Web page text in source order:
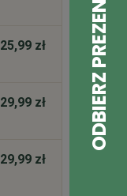
25,99 zł
29,99 zł
29,99 zł